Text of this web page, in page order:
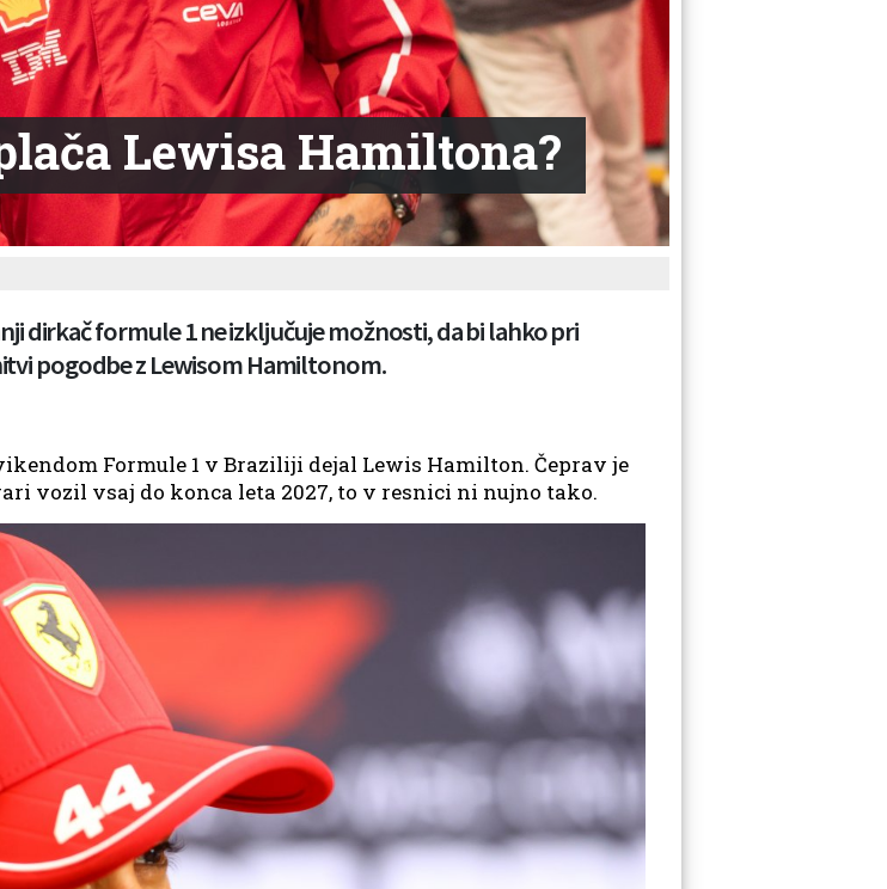
Lewisa Hamiltona?
dirkač formule 1 ne izključuje možnosti, da bi lahko pri
pogodbe z Lewisom Hamiltonom.
Formule 1 v Braziliji dejal Lewis Hamilton. Čeprav je
vozil vsaj do konca leta 2027, to v resnici ni nujno tako.